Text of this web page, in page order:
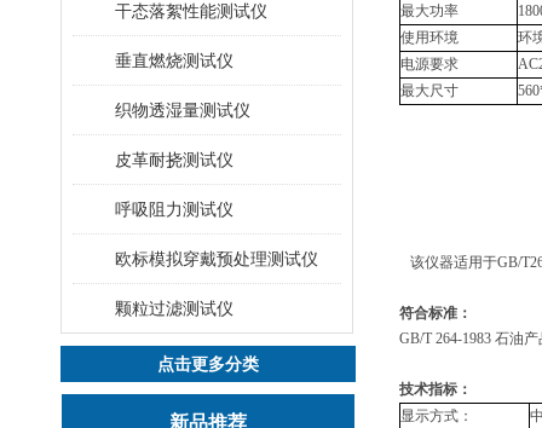
干态落絮性能测试仪
垂直燃烧测试仪
织物透湿量测试仪
皮革耐挠测试仪
呼吸阻力测试仪
欧标模拟穿戴预处理测试仪
颗粒过滤测试仪
点击更多分类
新品推荐
最大功率
使用环境
环
电源要求
最大尺寸
该仪器适用于GB/
符合标准：
GB/T 264-1983 石油产
技术指标：
显示方式：